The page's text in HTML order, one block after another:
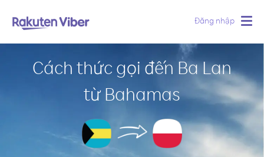
Đăng nhập
Cách thức gọi đến Ba Lan
từ Bahamas